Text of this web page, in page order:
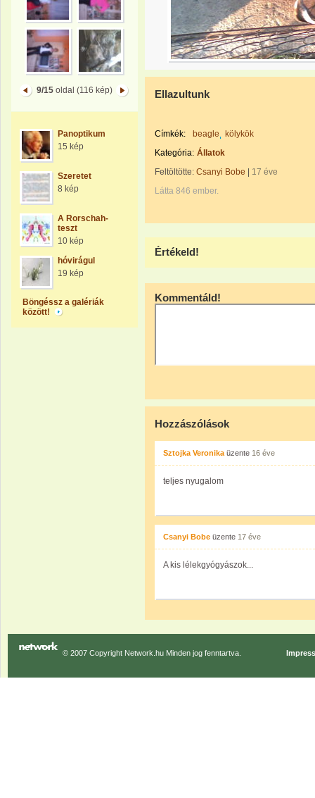
9/15 oldal (116 kép)
Panoptikum
15 kép
Szeretet
8 kép
A Rorschah-
teszt
10 kép
hóvirágul
19 kép
Böngéssz a galériák
között!
Ellazultunk
Címkék: beagle
kölykök
Kategória: Állatok
Feltöltötte: Csanyi Bobe
17 éve
Látta 846 ember.
Értékeld!
Kommentáld!
Hozzászólások
Sztojka Veronika üzente 16 éve
teljes nyugalom
Csanyi Bobe üzente 17 éve
A kis lélekgyógyászok...
© 2007 Copyright Network.hu Minden jog fenntartva.